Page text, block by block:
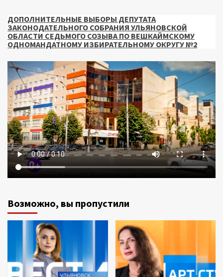
ДОПОЛНИТЕЛЬНЫЕ ВЫБОРЫ ДЕПУТАТА
ЗАКОНОДАТЕЛЬНОГО СОБРАНИЯ УЛЬЯНОВСКОЙ
ОБЛАСТИ СЕДЬМОГО СОЗЫВА ПО ВЕШКАЙМСКОМУ
ОДНОМАНДАТНОМУ ИЗБИРАТЕЛЬНОМУ ОКРУГУ №2
Возможно, вы пропустили